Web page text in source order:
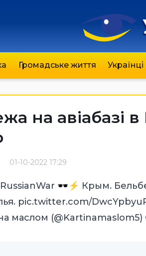
Громадське життя Українці
на авіабазі
01-10-2022 17:29
🕶️⚡️ Крым.
pic.twitter.com/
маслом (@Kartinamaslom5)